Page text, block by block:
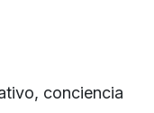
conciencia